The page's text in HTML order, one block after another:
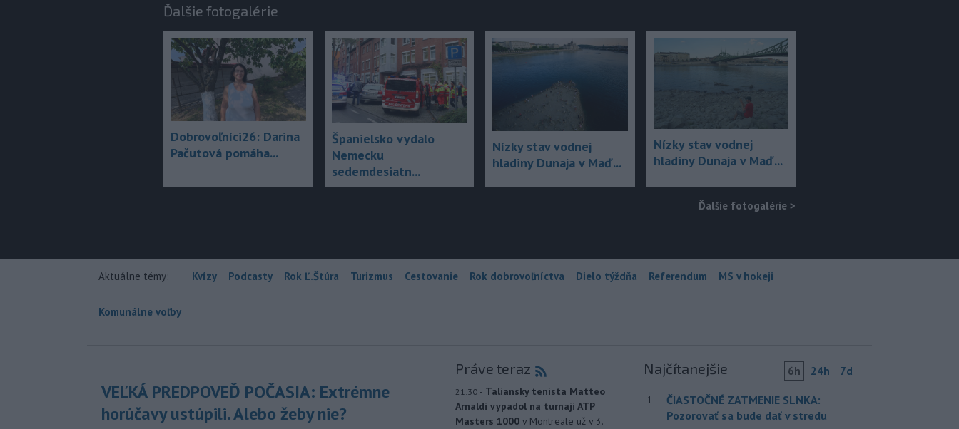
Ďalšie fotogalérie
Dobrovoľníci26: Darina
Pačutová pomáha...
Španielsko vydalo
Nemecku
sedemdesiatn...
Nízky stav vodnej
hladiny Dunaja v Maď...
Nízky stav vodnej
hladiny Dunaja v Maď...
Ďalšie fotogalérie >
Aktuálne témy: Kvízy Podcasty Rok Ľ.Štúra Turizmus Cestovanie Rok dobrovoľníctva Dielo týždňa Referendum MS v hokeji
Komunálne voľby
VEĽKÁ PREDPOVEĎ POČASIA: Extrémne
horúčavy ustúpili. Alebo žeby nie?
Práve teraz
21:30 - Taliansky tenista Matteo
Arnaldi vypadol na turnaji ATP
Masters 1000 v Montreale už v 3.
Najčítanejšie 6h 24h 7d
1
ČIASTOČNÉ ZATMENIE SLNKA:
Pozorovať sa bude dať v stredu